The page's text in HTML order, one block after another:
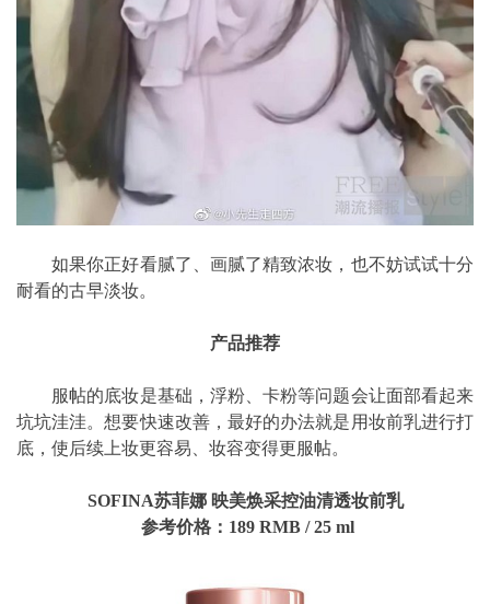
如果你正好看腻了、画腻了精致浓妆，也不妨试试十分
耐看的古早淡妆。
产品推荐
服帖的底妆是基础，浮粉、卡粉等问题会让面部看起来
坑坑洼洼。想要快速改善，最好的办法就是用妆前乳进行打
底，使后续上妆更容易、妆容变得更服帖。
SOFINA苏菲娜 映美焕采控油清透妆前乳
参考价格：189 RMB/25 ml